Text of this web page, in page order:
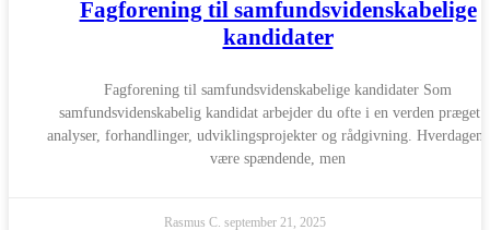
Fagforening til samfundsvidenskabelige
kandidater
Fagforening til samfundsvidenskabelige kandidater Som
samfundsvidenskabelig kandidat arbejder du ofte i en verden præget
analyser, forhandlinger, udviklingsprojekter og rådgivning. Hverdagen
være spændende, men
Rasmus C. september 21, 2025